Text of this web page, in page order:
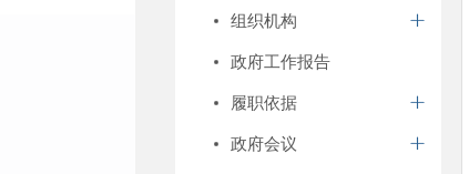
组织机构
政府工作报告
履职依据
政府会议